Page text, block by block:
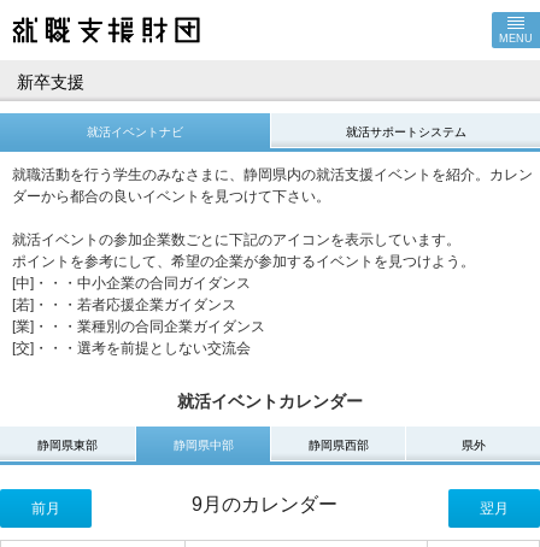
MENU
新卒支援
就活イベントナビ 就活サポートシステム
就職活動を行う学生のみなさまに、静岡県内の就活支援イベントを紹介。カレン
ダーから都合の良いイベントを見つけて下さい。
就活イベントの参加企業数ごとに下記のアイコンを表示しています。
ポイントを参考にして、希望の企業が参加するイベントを見つけよう。
[中]・・・中小企業の合同ガイダンス
[若]・・・若者応援企業ガイダンス
[業]・・・業種別の合同企業ガイダンス
[交]・・・選考を前提としない交流会
就活イベントカレンダー
静岡県東部 静岡県中部 静岡県西部 県外
前月 9月のカレンダー 翌月